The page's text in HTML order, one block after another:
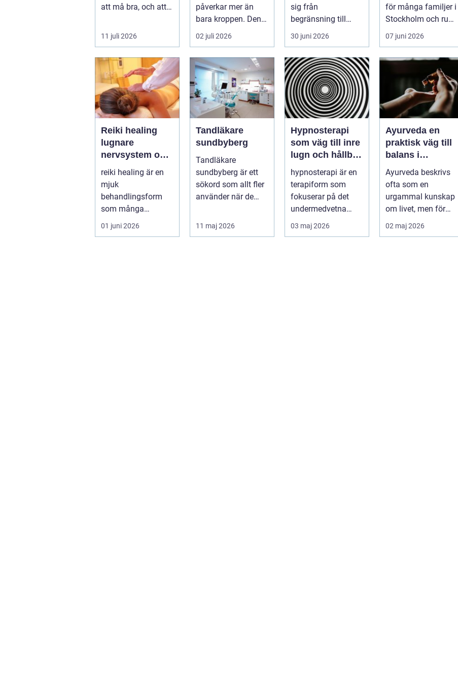
att må bra, och att
professionell
fotvård k...
11 juli 2026
påverkar mer än
bara kroppen. Den
kan störa sömnen,
göra det svårt ...
02 juli 2026
sig från
begränsning till
möjligheter. Efter en
skada, sjukdom
elle...
30 juni 2026
för många familjer i
Stockholm och runt
07 juni 2026
Reiki healing
lugnare
nervsystem och
mer balans i
vardagen
reiki healing är en
mjuk
behandlingsform
som många
använder som ett
komplement till
01 juni 2026
Tandläkare
sundbyberg
Tandläkare
sundbyberg är ett
sökord som allt fler
använder när de
tillgänglig ...
11 maj 2026
Hypnosterapi
som väg till inre
lugn och hållbar
förändring
hypnosterapi är en
terapiform som
fokuserar på det
undermedvetna
sinnet för att skapa
djup och hållb...
03 maj 2026
Ayurveda en
praktisk väg till
balans i
vardagen
Ayurveda beskrivs
ofta som en
urgammal kunskap
om livet, men för
många handlar
frågan om något
02 maj 2026